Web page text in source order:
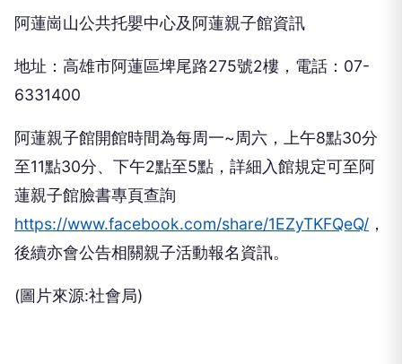
阿蓮崗山公共托嬰中心及阿蓮親子館資訊
地址：高雄市阿蓮區埤尾路275號2樓，電話：07-
6331400
阿蓮親子館開館時間為每周一~周六，上午8點30分
至11點30分、下午2點至5點，詳細入館規定可至阿
蓮親子館臉書專頁查詢
https://www.facebook.com/share/1EZyTKFQeQ/ ，
後續亦會公告相關親子活動報名資訊。
(圖片來源:社會局)